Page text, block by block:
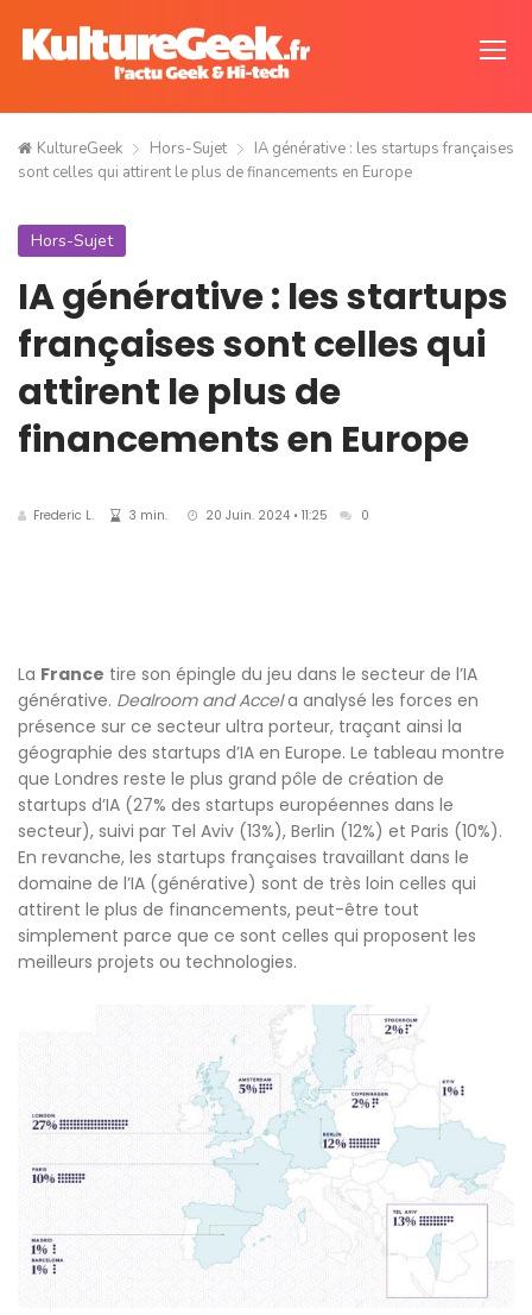
KultureGeek Hors-Sujet
IA générative : les startups françaises
sont celles qui attirent le plus de financements en Europe
Hors-Sujet
IA générative : les startups
françaises sont celles qui
attirent le plus de
financements en Europe
Frederic L. 3 min. 20 Juin. 2024 • 11:25 0
La France tire son épingle du jeu dans le secteur de l’IA
générative. Dealroom and Accela analysé les forces en
présence sur ce secteur ultra porteur, traçant ainsi la
géographie des startups d’IA en Europe. Le tableau montre
que Londres reste le plus grand pôle de création de
startups d’IA (27% des startups européennes dans le
secteur), suivi par Tel Aviv (13%), Berlin (12%) et Paris (10%).
En revanche, les startups françaises travaillant dans le
domaine de l’IA (générative) sont de très loin celles qui
attirent le plus de financements, peut-être tout
simplement parce que ce sont celles qui proposent les
meilleurs projets ou technologies.